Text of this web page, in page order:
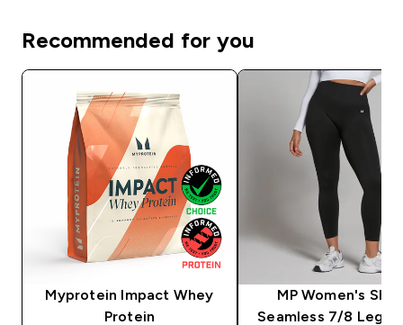
Recommended for you
Myprotein Impact Whey
Protein
MP Women's
Seamless 7/8